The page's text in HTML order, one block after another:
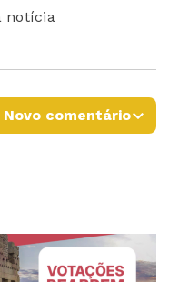
notícia
Novo comentário